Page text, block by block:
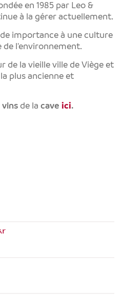
en 1985 par Leo &
à la gérer actuellement.
importance à une culture
de l'environnement.
de la vieille ville de Viège et
plus ancienne et
vins de la cave ici.